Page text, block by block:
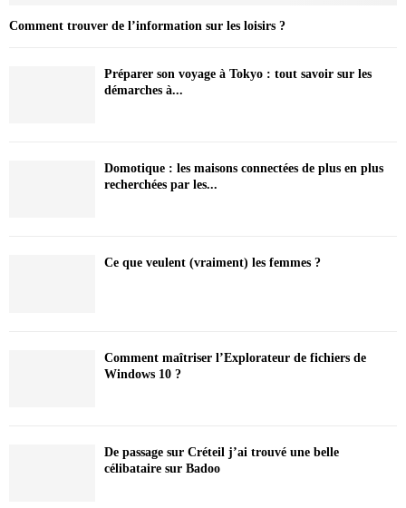
Comment trouver de l’information sur les loisirs ?
Préparer son voyage à Tokyo : tout savoir sur les
démarches à...
Domotique : les maisons connectées de plus en plus
recherchées par les...
Ce que veulent (vraiment) les femmes ?
Comment maîtriser l’Explorateur de fichiers de
Windows 10 ?
De passage sur Créteil j’ai trouvé une belle
célibataire sur Badoo